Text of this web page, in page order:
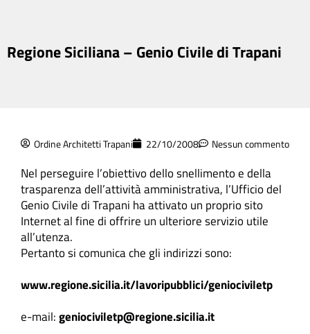
Regione Siciliana – Genio Civile di Trapani
Ordine Architetti Trapani 22/10/2008 Nessun commento
Nel perseguire l’obiettivo dello snellimento e della
trasparenza dell’attività amministrativa, l’Ufficio del
Genio Civile di Trapani ha attivato un proprio sito
Internet al fine di offrire un ulteriore servizio utile
all’utenza.
Pertanto si comunica che gli indirizzi sono:
www.regione.sicilia.it/lavoripubblici/geniociviletp
e-mail:geniociviletp@regione.sicilia.it